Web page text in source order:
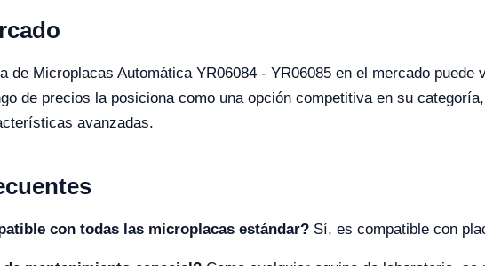
de Microplacas Automática YR06084 - YR06085 en el mercado
de precios la posiciona como una opción competitiva en su
avanzadas.
con todas las microplacas estándar? Sí, es compatible con